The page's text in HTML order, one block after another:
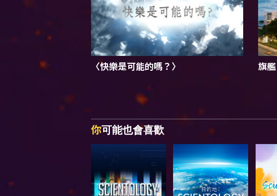
〈快樂是可能的嗎？〉 旗艦
你可能也會喜歡